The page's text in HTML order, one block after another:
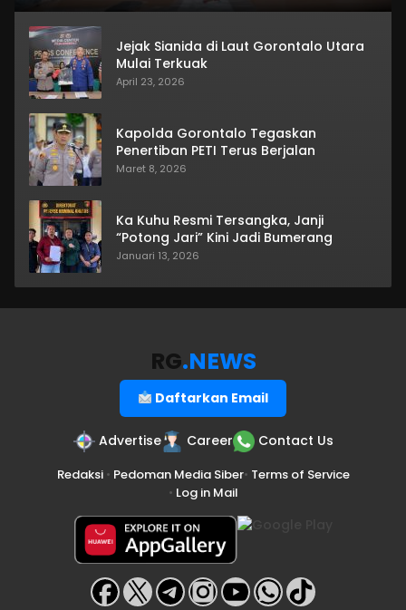
Jejak Sianida di Laut Gorontalo Utara
Mulai Terkuak
April 23, 2026
Kapolda Gorontalo Tegaskan
Penertiban PETI Terus Berjalan
Maret 8, 2026
Ka Kuhu Resmi Tersangka, Janji
“Potong Jari” Kini Jadi Bumerang
Januari 13, 2026
RG.NEWS
Daftarkan Email
Advertise Career Contact Us
Redaksi• Pedoman Media Siber• Terms of Service
• Log in Mail